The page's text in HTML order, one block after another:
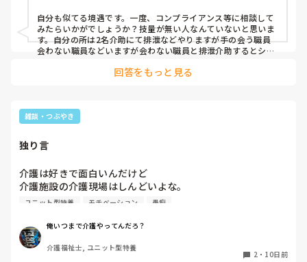
保冷バッグも高性能の物を用意して入浴業務で使用してます
よ。
なりに考え業務してます。
しかしいない所ではいろいろ言われていると思うとメンタル
おかしくなりなります。きにしすぎてしまうというか。
愚痴を言えば自分に戻ってくる。
受け止めてしまい。自分が悪いと。
自分がリーダー立場でなければよいのだろうかと。いい加減
降りたいです。しかし次がいないから等。
不満愚痴を言っているスタッフさんは、ごもっともな事を言
っているのは確か？かもしれません。
いち社員、たかが社員の私としてはどうしてよいかわからら
会社を変える立場ではないですが、
上の不満をスタッフさんより言われてしまうと…。
自分も似てる境遇です。一度、コンプライアンス等に相談して
みたらいかがでしょうか？技量が無い人なんていないと思いま
す。自分の所は2名介助にて排泄などやりますが手の会う職員
会わない職員などいますが会わない職員と排泄介助するとシー
言の様な大声で注意してくる職員もいます。実際パワハラなの
回答をもっと見る
雑談・つぶやき
独り言
介護は好きで面白いんだけど
介護施設の介護現場はしんどいよな。
普通に夜寝たい。
でも夜勤やらないと常勤にはなれないし、給料も下がる。
ユニット型特養 モチベーション 愚痴
俺いつまで介護やってんだろ？
介護福祉士, ユニット型特養
2 ・ 10日前